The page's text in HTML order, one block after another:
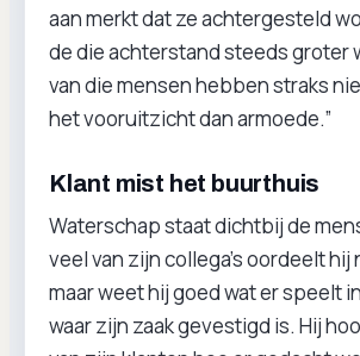
aan merkt dat ze achtergesteld
de die achterstand steeds groter
van die mensen hebben straks
het vooruitzicht dan armoede.”
Klant mist het buurthuis
Waterschap staat dichtbij de
veel van zijn collega’s oordeelt hij
maar weet hij goed wat er speelt
waar zijn zaak gevestigd is. Hij